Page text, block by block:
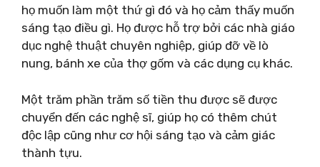
họ muốn làm một thứ gì đó và họ cảm thấy muốn
sáng tạo điều gì. Họ được hỗ trợ bởi các nhà giáo
dục nghệ thuật chuyên nghiệp, giúp đỡ về lò
nung, bánh xe của thợ gốm và các dụng cụ khác.
Một trăm phần trăm số tiền thu được sẽ được
chuyển đến các nghệ sĩ, giúp họ có thêm chút
độc lập cũng như cơ hội sáng tạo và cảm giác
thành tựu.